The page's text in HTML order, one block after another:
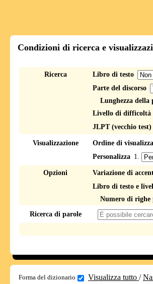
Condizioni di ricerca e
Ricerca Libro di testo
Parte del discorso
Lunghezza della
Livello di difficoltà
JLPT (vecchio test)
Visualizzazione
Ordine di
Personalizza 1.
Opzioni Variazione di
Libro di testo e
Numero di righe
Ricerca di parole
Forma del dizionario Visualizza tutto /